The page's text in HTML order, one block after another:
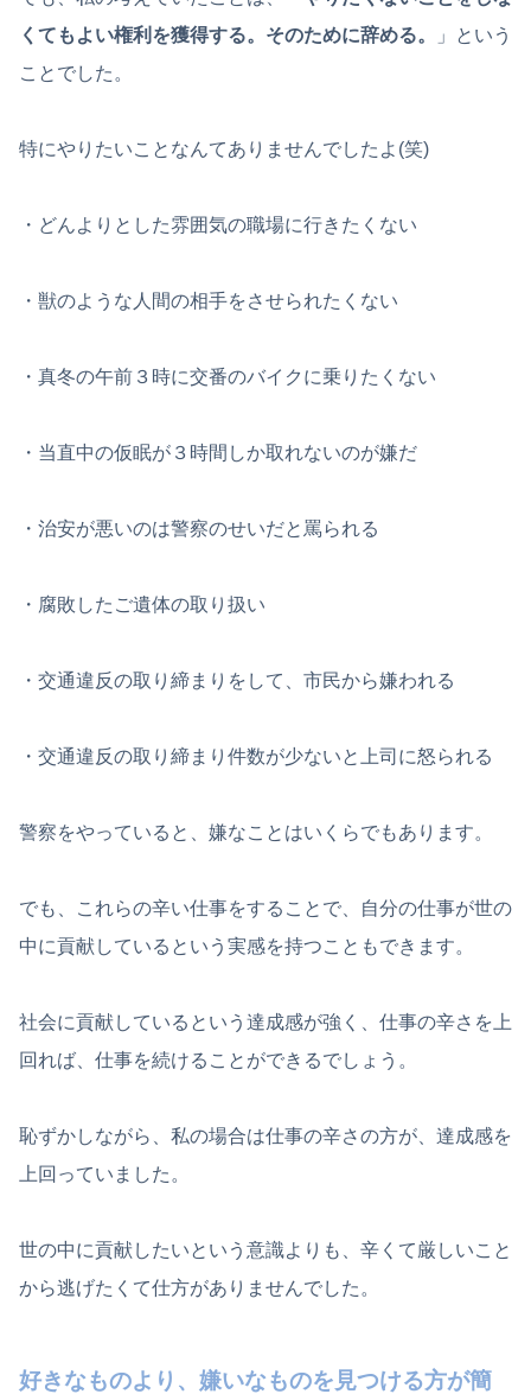
くてもよい権利を獲得する。そのために辞める。
」という
ことでした。
特にやりたいことなんてありませんでしたよ(笑)
・どんよりとした雰囲気の職場に行きたくない
・獣のような人間の相手をさせられたくない
・真冬の午前３時に交番のバイクに乗りたくない
・当直中の仮眠が３時間しか取れないのが嫌だ
・治安が悪いのは警察のせいだと罵られる
・腐敗したご遺体の取り扱い
・交通違反の取り締まりをして、市民から嫌われる
・交通違反の取り締まり件数が少ないと上司に怒られる
警察をやっていると、嫌なことはいくらでもあります。
でも、これらの辛い仕事をすることで、自分の仕事が世の
中に貢献しているという実感を持つこともできます。
社会に貢献しているという達成感が強く、仕事の辛さを上
回れば、仕事を続けることができるでしょう。
恥ずかしながら、私の場合は仕事の辛さの方が、達成感を
上回っていました。
世の中に貢献したいという意識よりも、辛くて厳しいこと
から逃げたくて仕方がありませんでした。
好きなものより、嫌いなものを見つける方が簡